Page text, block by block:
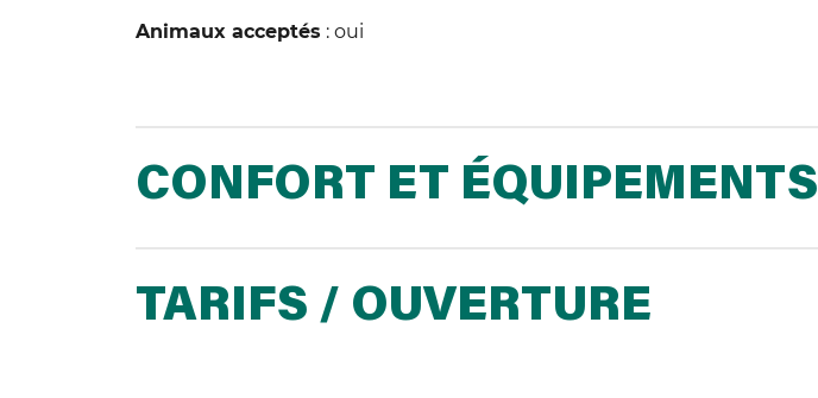
Animaux acceptés : oui
CONFORT ET ÉQUIPEMENTS
TARIFS / OUVERTURE